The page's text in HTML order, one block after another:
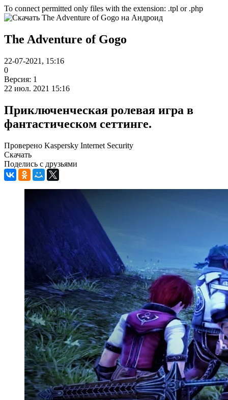
To connect permitted only files with the extension: .tpl or .php
The Adventure of Gogo
22-07-2021, 15:16
0
Версия: 1
22 июл. 2021 15:16
Приключенческая ролевая игра в
фантастическом сеттинге.
Проверено Kaspersky Internet Security
Скачать
Поделись с друзьями